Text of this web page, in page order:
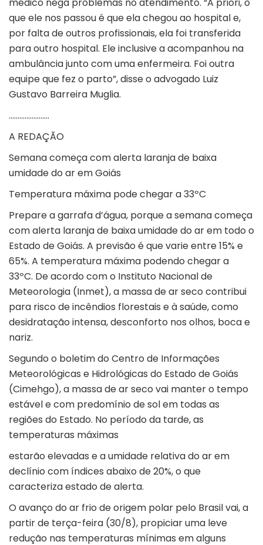
médico nega problemas no atendimento. “A priori, o
que ele nos passou é que ela chegou ao hospital e,
por falta de outros profissionais, ela foi transferida
para outro hospital. Ele inclusive a acompanhou na
ambulância junto com uma enfermeira. Foi outra
equipe que fez o parto”, disse o advogado Luiz
Gustavo Barreira Muglia.
…………………..
A REDAÇÃO
Semana começa com alerta laranja de baixa
umidade do ar em Goiás
Temperatura máxima pode chegar a 33ºC
Prepare a garrafa d’água, porque a semana começa
com alerta laranja de baixa umidade do ar em todo o
Estado de Goiás. A previsão é que varie entre 15% e
65%. A temperatura máxima podendo chegar a
33ºC. De acordo com o Instituto Nacional de
Meteorologia (Inmet), a massa de ar seco contribui
para risco de incêndios florestais e à saúde, como
desidratação intensa, desconforto nos olhos, boca e
nariz.
Segundo o boletim do Centro de Informações
Meteorológicas e Hidrológicas do Estado de Goiás
(Cimehgo), a massa de ar seco vai manter o tempo
estável e com predomínio de sol em todas as
regiões do Estado. No período da tarde, as
temperaturas máximas
estarão elevadas e a umidade relativa do ar em
declínio com índices abaixo de 20%, o que
caracteriza estado de alerta.
O avanço do ar frio de origem polar pelo Brasil vai, a
partir de terça-feira (30/8), propiciar uma leve
redução nas temperaturas mínimas em alguns